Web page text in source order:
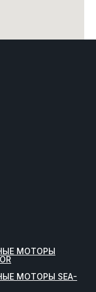
МОТОРЫ
МОТОРЫ SEA-